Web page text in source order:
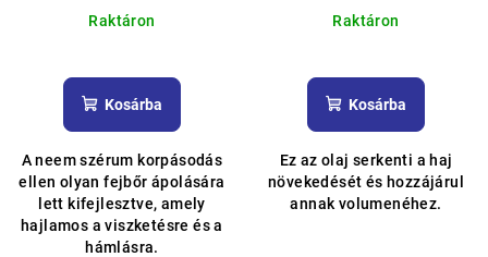
Raktáron
Kosárba
A neem szérum korpásodás
ellen olyan fejbőr ápolására
lett kifejlesztve, amely
hajlamos a viszketésre és a
hámlásra.
Raktáron
termék
átlagos
értékelése
ből
5,0
csillag.
Kosárba
Ez az olaj serkenti a haj
növekedését és hozzájárul
annak volumenéhez.